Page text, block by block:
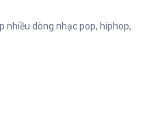
dòng nhạc pop, hiphop,